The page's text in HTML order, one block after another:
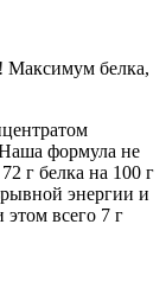
Максимум белка,
формула не
г белка на 100 г
энергии и
всего 7 г